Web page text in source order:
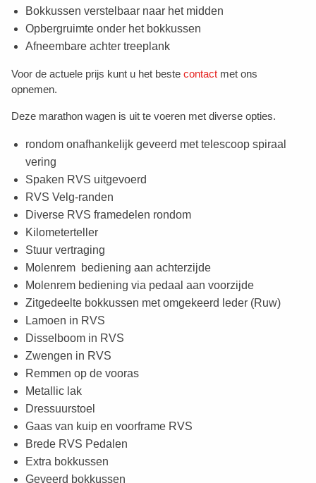
Bokkussen verstelbaar naar het midden
Opbergruimte onder het bokkussen
Afneembare achter treeplank
Voor de actuele prijs kunt u het beste contact met ons
opnemen.
Deze marathon wagen is uit te voeren met diverse opties.
rondom onafhankelijk geveerd met telescoop spiraal
vering
Spaken RVS uitgevoerd
RVS Velg-randen
Diverse RVS framedelen rondom
Kilometerteller
Stuur vertraging
Molenrem bediening aan achterzijde
Molenrem bediening via pedaal aan voorzijde
Zitgedeelte bokkussen met omgekeerd leder (Ruw)
Lamoen in RVS
Disselboom in RVS
Zwengen in RVS
Remmen op de vooras
Metallic lak
Dressuurstoel
Gaas van kuip en voorframe RVS
Brede RVS Pedalen
Extra bokkussen
Geveerd bokkussen